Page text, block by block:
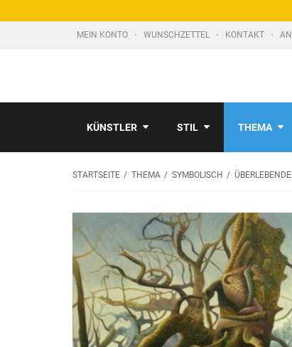
MEIN KONTO WUNSCHZETTEL KONTAKT
KÜNSTLER STIL THEMA
STARTSEITE THEMA SYMBOLISCH ÜBERLEBENDE